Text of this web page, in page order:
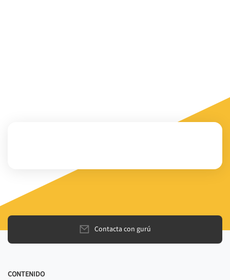
Contacta con gurú
CONTENIDO